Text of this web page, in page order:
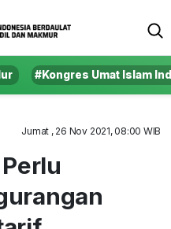
#Kongres Umat Islam
Jumat , 26 Nov 2021, 08:00 WIB